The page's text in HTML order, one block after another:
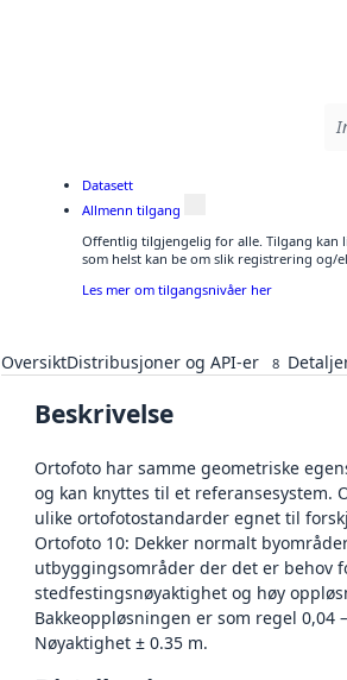
Datasett
Allmenn tilgang
Offentlig tilgjengelig for alle. Tilgang kan
som helst kan be om slik registrering og/
Les mer om tilgangsnivåer her
OversiktDistribusjoner og API-er 8
Beskrivelse
Ortofoto har samme geometriske
og kan knyttes til et referansesystem.
ulike ortofotostandarder egnet til
Ortofoto 10: Dekker normalt
utbyggingsområder der det er behov
stedfestingsnøyaktighet og høy
Bakkeoppløsningen er som regel 0,04
Nøyaktighet ± 0.35 m.